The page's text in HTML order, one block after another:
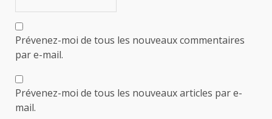
Prévenez-moi de tous les nouveaux commentaires
par e-mail.
Prévenez-moi de tous les nouveaux articles par e-
mail.